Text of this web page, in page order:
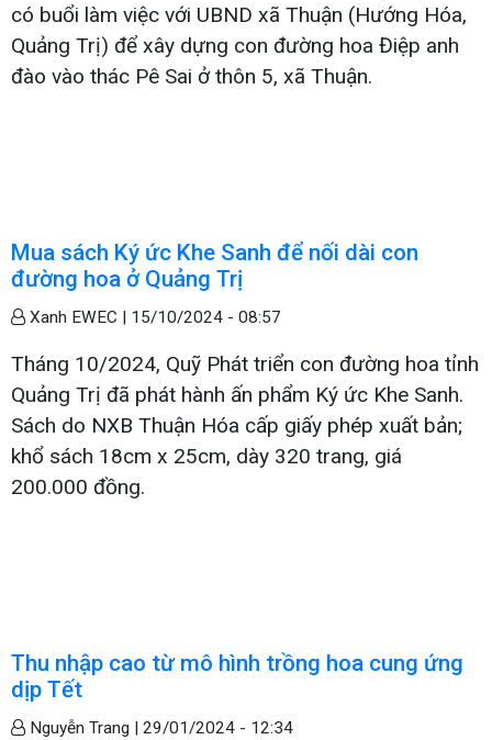
có buổi làm việc với UBND xã Thuận (Hướng Hóa,
Quảng Trị) để xây dựng con đường hoa Điệp anh
đào vào thác Pê Sai ở thôn 5, xã Thuận.
Mua sách Ký ức Khe Sanh để nối dài con
đường hoa ở Quảng Trị
Xanh EWEC | 15/10/2024 - 08:57
Tháng 10/2024, Quỹ Phát triển con đường hoa tỉnh
Quảng Trị đã phát hành ấn phẩm Ký ức Khe Sanh.
Sách do NXB Thuận Hóa cấp giấy phép xuất bản;
khổ sách 18cm x 25cm, dày 320 trang, giá
200.000 đồng.
Thu nhập cao từ mô hình trồng hoa cung ứng
dịp Tết
Nguyễn Trang | 29/01/2024 - 12:34